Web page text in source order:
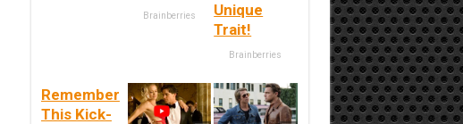
Brainberries
Unique
Trait!
Brainberries
Remember
This Kick-